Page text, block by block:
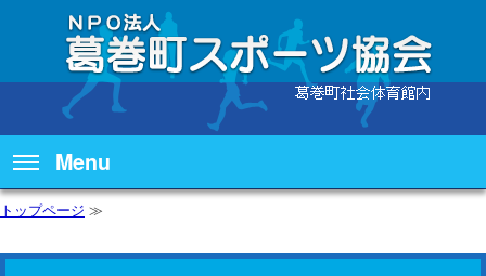
Menu
トップページ ≫